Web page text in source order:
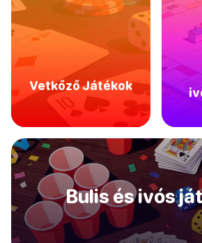
Vetkőző Játékok
Bulis és ivós